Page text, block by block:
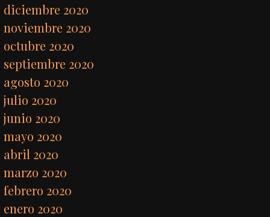
diciembre 2020
noviembre 2020
octubre 2020
septiembre 2020
agosto 2020
julio 2020
junio 2020
mayo 2020
abril 2020
marzo 2020
febrero 2020
enero 2020